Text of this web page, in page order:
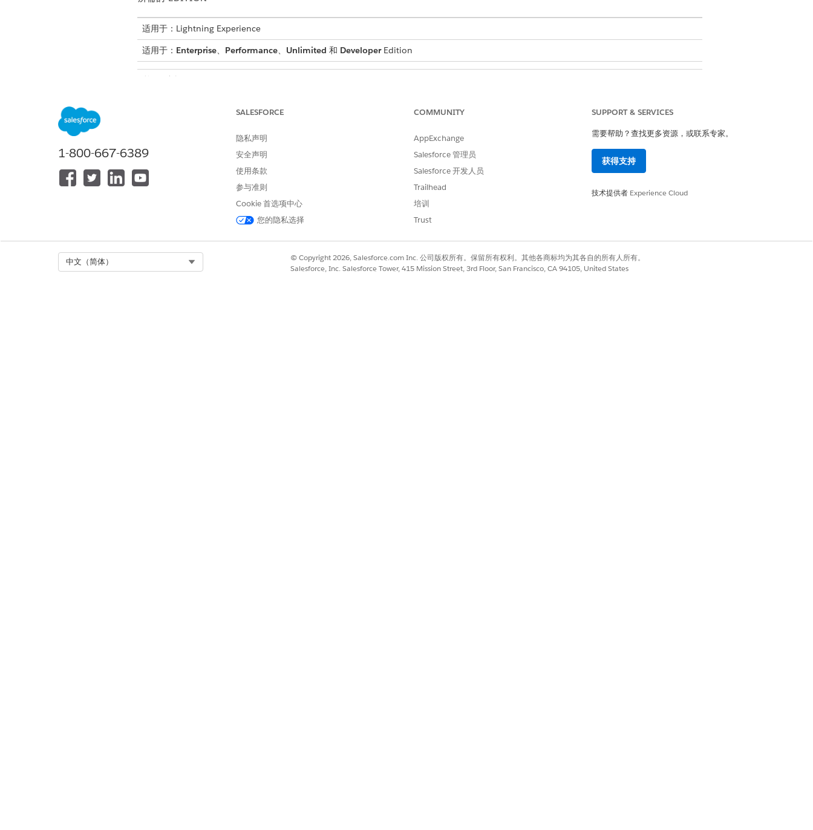
适用于：Lightning Experience
适用于： Enterprise、 Performance、 Unlimited 和 DeveloperEdition
所需用户权限
标记下的任何信息错误消息。
如果轮班未结束，条目不连续，或者开始和结束时间与总的出勤表不匹配，将显示这些消息。
以检查付款和时间计算。
系统允许您验证，即使存在信息性消息。
，以最终确定条目。
后，系统会自动在后台结束轮班，并清除
本文章是否解决您的问题？
1-800-667-6389
SALESFORCE
隐私声明
安全声明
使用条款
参与准则
Cookie 首选项中心
您的隐私选择
COMMUNITY
AppExchange
Salesforce 管理员
Salesforce 开发人员
Trailhead
培训
Trust
SUPPORT & SERVICES
需要帮助？查找更多资源，或联系专家。
获得支持
技术提供者 Experience Cloud
中文（简体）
© Copyright 2026, Salesforce.com Inc. 公司版权所有。保留所有权利。其他各商标均为其各自的所有人所有。
Salesforce, Inc. Salesforce Tower, 415 Mission Street, 3rd Floor, San Francisco, CA 94105, United States